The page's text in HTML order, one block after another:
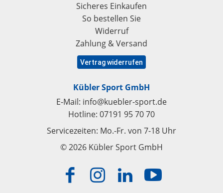
Sicheres Einkaufen
So bestellen Sie
Widerruf
Zahlung & Versand
Vertrag widerrufen
Kübler Sport GmbH
E-Mail: info@kuebler-sport.de
Hotline: 07191 95 70 70
Servicezeiten: Mo.-Fr. von 7-18 Uhr
© 2026 Kübler Sport GmbH